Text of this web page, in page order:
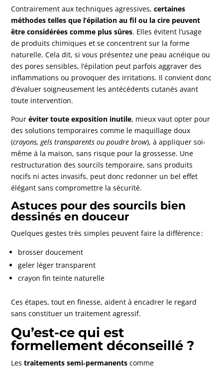
Contrairement aux techniques agressives,certaines
méthodes telles que l’épilation au fil ou la cire peuvent
être considérées comme plus sûres. Elles évitent l’usage
de produits chimiques et se concentrent sur la forme
naturelle. Cela dit, si vous présentez une peau acnéique ou
des pores sensibles, l’épilation peut parfois aggraver des
inflammations ou provoquer des irritations. Il convient donc
d’évaluer soigneusement les antécédents cutanés avant
toute intervention.
Pouréviter toute exposition inutile, mieux vaut opter pour
des solutions temporaires comme le maquillage doux
(crayons, gels transparents ou poudre brow), à appliquer soi-
même à la maison, sans risque pour la grossesse. Une
restructuration des sourcils temporaire, sans produits
nocifs ni actes invasifs, peut donc redonner un bel effet
élégant sans compromettre la sécurité.
Astuces pour des sourcils bien
dessinés en douceur
Quelques gestes très simples peuvent faire la différence :
brosser doucement
geler léger transparent
crayon fin teinte naturelle
Ces étapes, tout en finesse, aident à encadrer le regard
sans constituer un traitement agressif.
Qu’est‑ce qui est
formellement déconseillé ?
Lestraitements semi‑permanents comme